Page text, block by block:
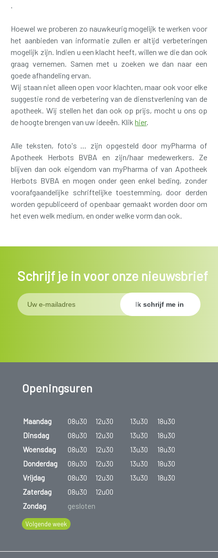
.
Hoewel we proberen zo nauwkeurig mogelijk te werken voor
het aanbieden van informatie zullen er altijd verbeteringen
mogelijk zijn. Indien u een klacht heeft, willen we die dan ook
graag vernemen. Samen met u zoeken we dan naar een
goede afhandeling ervan.
Wij staan niet alleen open voor klachten, maar ook voor elke
suggestie rond de verbetering van de dienstverlening van de
apotheek. Wij stellen het dan ook op prijs, mocht u ons op
de hoogte brengen van uw ideeën. Klikhier.
Alle teksten, foto's … zijn opgesteld door myPharma of
Apotheek Herbots BVBA en zijn/haar medewerkers. Ze
blijven dan ook eigendom van myPharma of van Apotheek
Herbots BVBA en mogen onder geen enkel beding, zonder
voorafgaandelijke schriftelijke toestemming, door derden
worden gepubliceerd of openbaar gemaakt worden door om
het even welk medium, en onder welke vorm dan ook.
Schrijf je in voor onze nieuwsbrief
Openingsuren
Maandag 08u30 12u30 13u30
18u30
Dinsdag
08u30 12u30 13u30
18u30
Woensdag
08u30 12u30 13u30
18u30
Donderdag
08u30 12u30 13u30
18u30
Vrijdag
08u30 12u30 13u30
18u30
Zaterdag
08u30
12u00
Zondag
gesloten
Volgende week